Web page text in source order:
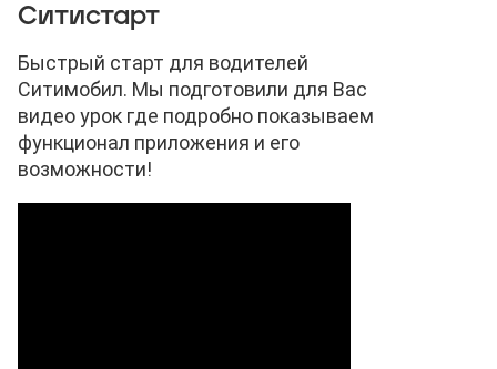
Ситистарт
Быстрый старт для водителей
Ситимобил. Мы подготовили для Вас
видео урок где подробно показываем
функционал приложения и его
возможности!